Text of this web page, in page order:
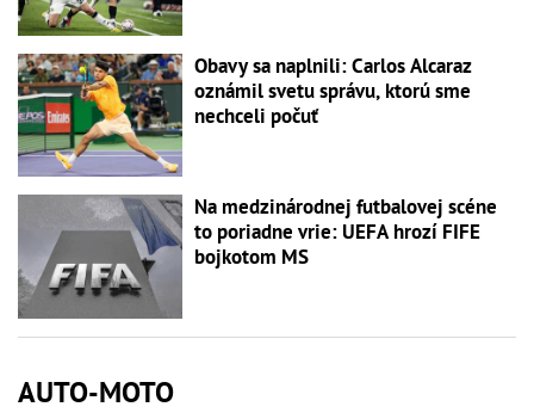
Obavy sa naplnili: Carlos Alcaraz
oznámil svetu správu, ktorú sme
nechceli počuť
Na medzinárodnej futbalovej scéne
to poriadne vrie: UEFA hrozí FIFE
bojkotom MS
AUTO-MOTO